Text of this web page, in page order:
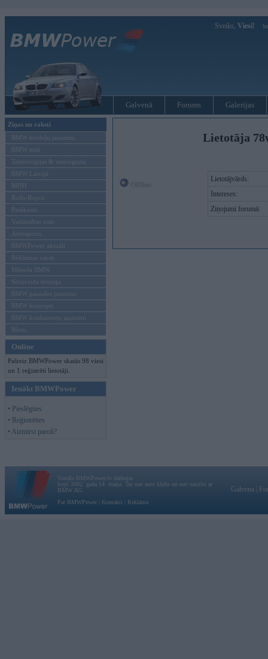
Sveiks, Viesi!
Galvenā Forums Galerijas
Ziņas un raksti
BMW modeļu jaunumi
BMW testi
Tehnoloģijas & sasniegumi
BMW Latvijā
MINI
Rolls-Royce
Pasākumi
Vadāmības tests
Autosports
BMWPower aktuāli
Reklāmas raksti
Mēneša BMW
Sērijveida tūnings
BMW pasaules jaunumi
BMW koncepti
BMW konkurentu jaunumi
Moto
Online
Pašreiz BMWPower skatās 98 viesi
un 1 reģistrēti lietotāji.
Ienākt BMWPower
• Pieslēgties
• Reģistrēties
• Aizmirsi paroli?
Lietotāja
Lietotājvārds:
Intereses:
Ziņojumi forumā:
Vortāls BMWPower.lv darbojas
kopš 2002. gada 14. maija. Tas nav auto klubs un nav saistīts ar
BMW AG.
Par BMWPower
Kontakti Reklāma
Galvena